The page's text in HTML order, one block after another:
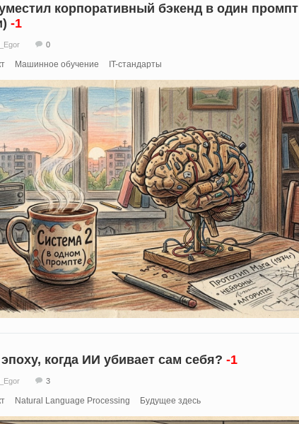
корпоративный бэкенд в один промпт
-1
0
Машинное обучение IT-стандарты
когда ИИ убивает сам себя? -1
3
Natural Language Processing Будущее здесь